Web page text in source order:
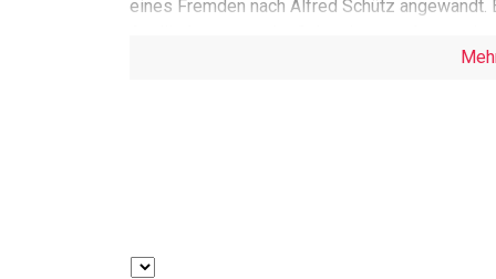
eines Fremden nach Alfred Schütz
Wirtschaftssystem. Dessen Anforderungen zu